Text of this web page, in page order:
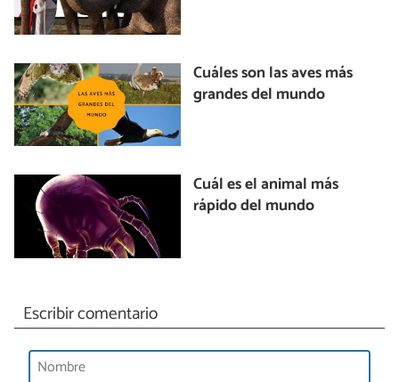
Cuáles son las aves más
grandes del mundo
Cuál es el animal más
rápido del mundo
Escribir comentario